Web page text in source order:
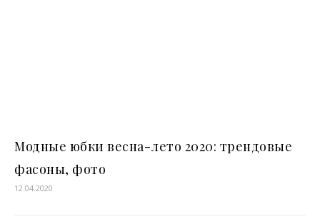
Модные юбки весна-лето 2020: трендовые
фасоны, фото
12.04.2020